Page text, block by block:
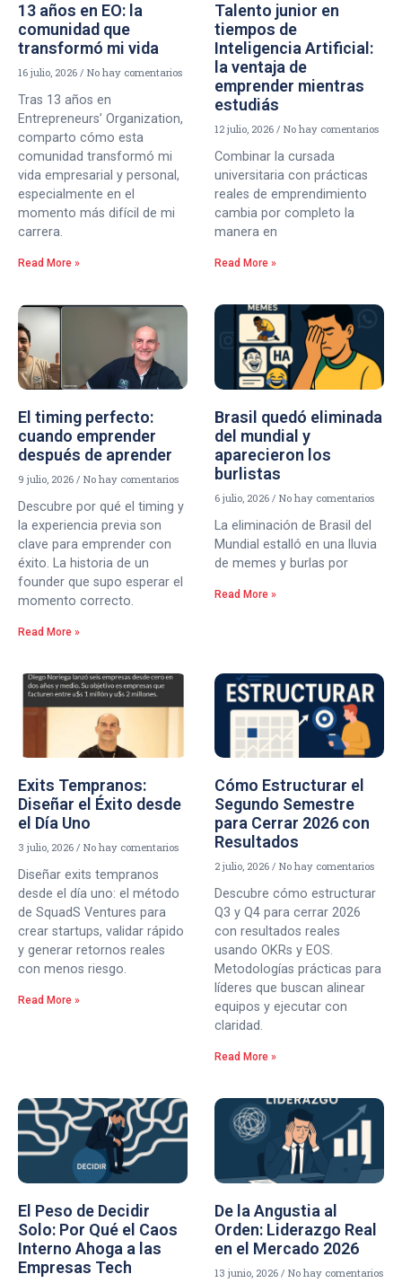
13 años en EO: la
comunidad que
transformó mi vida
16 julio, 2026 No hay comentarios
Tras 13 años en
Entrepreneurs’ Organization,
comparto cómo esta
comunidad transformó mi
vida empresarial y personal,
especialmente en el
momento más difícil de mi
carrera.
Read More »
Talento junior en
tiempos de
Inteligencia Artificial:
la ventaja de
emprender mientras
estudiás
12 julio, 2026 No hay comentarios
Combinar la cursada
universitaria con prácticas
reales de emprendimiento
cambia por completo la
manera en
Read More »
El timing perfecto:
cuando emprender
después de aprender
9 julio, 2026 No hay comentarios
Descubre por qué el timing y
la experiencia previa son
clave para emprender con
éxito. La historia de un
founder que supo esperar el
momento correcto.
Read More »
Brasil quedó eliminada
del mundial y
aparecieron los
burlistas
6 julio, 2026 No hay comentarios
La eliminación de Brasil del
Mundial estalló en una lluvia
de memes y burlas por
Read More »
Exits Tempranos:
Diseñar el Éxito desde
el Día Uno
3 julio, 2026 No hay comentarios
Diseñar exits tempranos
desde el día uno: el método
de SquadS Ventures para
crear startups, validar rápido
y generar retornos reales
con menos riesgo.
Read More »
Cómo Estructurar el
Segundo Semestre
para Cerrar 2026 con
Resultados
2 julio, 2026 No hay comentarios
Descubre cómo estructurar
Q3 y Q4 para cerrar 2026
con resultados reales
usando OKRs y EOS.
Metodologías prácticas para
líderes que buscan alinear
equipos y ejecutar con
claridad.
Read More »
El Peso de Decidir
Solo: Por Qué el Caos
Interno Ahoga a las
Empresas Tech
De la Angustia al
Orden: Liderazgo Real
en el Mercado 2026
13 junio, 2026 No hay comentarios